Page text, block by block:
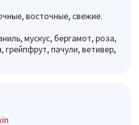
восточные, свежие.
мускус, бергамот, роза,
грейпфрут, пачули, ветивер,